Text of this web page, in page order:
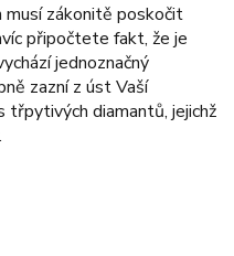
zákonitě poskočit
připočtete fakt, že je
jednoznačný
zazní z úst Vaší
diamantů, jejichž